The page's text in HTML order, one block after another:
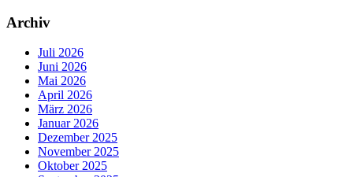
Archiv
Juli 2026
Juni 2026
Mai 2026
April 2026
März 2026
Januar 2026
Dezember 2025
November 2025
Oktober 2025